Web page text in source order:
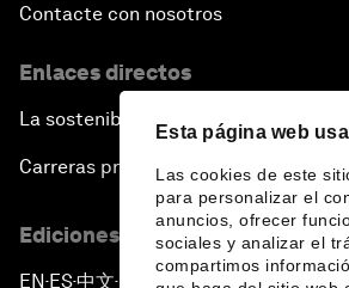
Esta página web
Las cookies de este
para personalizar el
anuncios, ofrecer
sociales y analizar el
compartimos
Contacte con nosotros
Enlaces directos
La sostenibilidad en el Foro
Carreras profesionales
Ediciones en otros idiomas
EN ▪ES▪中文▪ 日本語